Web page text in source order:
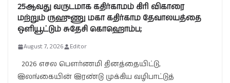
25ஆவது வருடமாக கதிர்காமம் கிரி விகாரை
மற்றும் ருஹுணு மகா கதிர்காம தேவாலயத்தை
ஒளியூட்டும் சுதேசி கொஹொம்ப;
August 7, 2026 Editor
2026 எசல பௌர்ணமி தினத்தையிட்டு,
இலங்கையின் இரண்டு முக்கிய வழிபாட்டுத்